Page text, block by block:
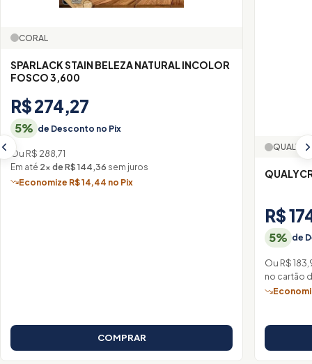
CORAL
SPARLACK STAIN BELEZA NATURAL INCOLOR
FOSCO 3,600
R$ 274,27
5% de Desconto no Pix
Ou R$ 288,71
Em até 2× de R$ 144,36 sem juros
Economize R$ 14,44 no Pix
COMPRAR
R$
5% de
Ou R$
no cartão